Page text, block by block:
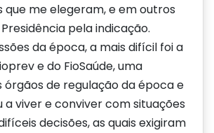
me elegeram, e em outros
pela indicação.
da época, a mais difícil foi a
e do FioSaúde, uma
órgãos de regulação da época e
a viver e conviver com situações
decisões, as quais exigiram